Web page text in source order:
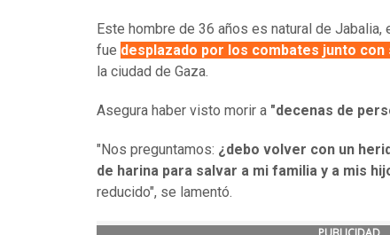
Este hombre de 36 años es natural de Jabalia,
fue desplazado por los combates junto con
la ciudad de Gaza.
Asegura haber visto morir a "decenas de
"Nos preguntamos: ¿debo volver con un
de harina para salvar a mi familia y a mis
reducido", se lamentó.